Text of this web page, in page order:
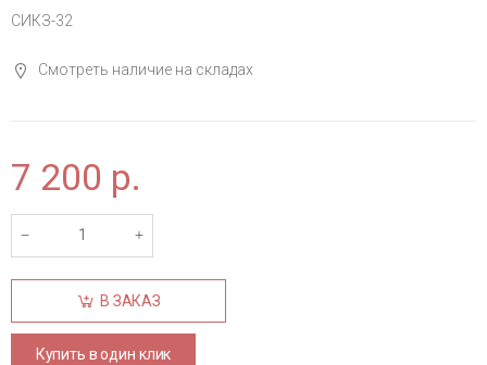
СИКЗ-32
Смотреть наличие на складах
7 200 р.
В ЗАКАЗ
Купить в один клик